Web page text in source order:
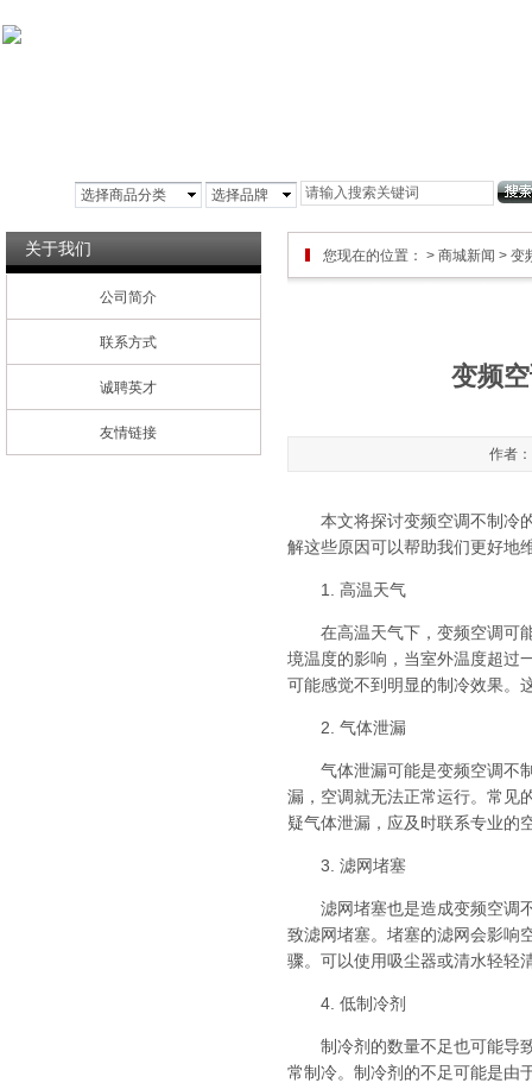
选择商品分类 选择品牌
关于我们
公司简介
联系方式
诚聘英才
友情链接
变频
作者
本文将探讨变频空调不制冷的
解这些原因可以帮助我们更好地
1. 高温天气
在高温天气下，变频空调可能
境温度的影响，当室外温度超过
可能感觉不到明显的制冷效果。
2. 气体泄漏
气体泄漏可能是变频空调不制
漏，空调就无法正常运行。常见
疑气体泄漏，应及时联系专业的
3. 滤网堵塞
滤网堵塞也是造成变频空调不
致滤网堵塞。堵塞的滤网会影响
骤。可以使用吸尘器或清水轻轻
4. 低制冷剂
制冷剂的数量不足也可能导致
常制冷。制冷剂的不足可能是由
您现在的位置： > 商城新闻 > 变